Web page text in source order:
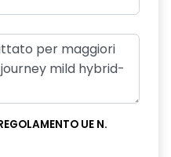
UE N.